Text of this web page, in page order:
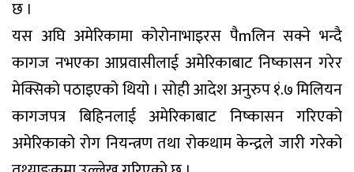
छ ।
यस अघि अमेरिकामा कोरोनाभाइरस पैmलिन सक्ने भन्दै
कागज नभएका आप्रवासीलाई अमेरिकाबाट निष्कासन गरेर
मेक्सिको पठाइएको थियो । सोही आदेश अनुरुप १ं.७ मिलियन
कागजपत्र बिहिनलाई अमेरिकाबाट निष्कासन गरिएको
अमेरिकाको रोग नियन्त्रण तथा रोकथाम केन्द्रले जारी गरेको